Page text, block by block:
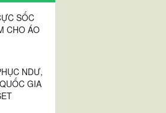
SỐC
CHO ÁO
NDƯ,
GIA